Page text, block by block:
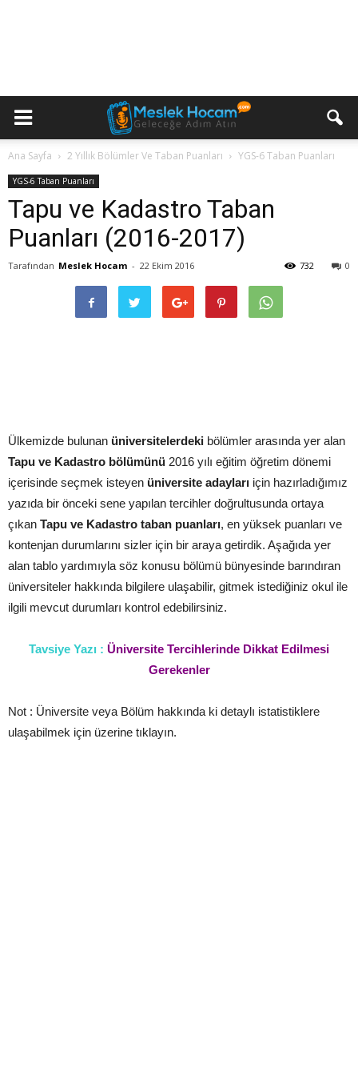
Ana Sayfa 2 Yıllık Bölümler Ve Taban Puanları YGS-6 Taban Puanları
YGS-6 Taban Puanları
Tapu ve Kadastro Taban
Puanları (2016-2017)
Tarafından Meslek Hocam - 22 Ekim 2016 0
732
Ülkemizde bulunan üniversitelerdeki bölümler arasında yer alan
Tapu ve Kadastro bölümünü 2016 yılı eğitim öğretim dönemi
içerisinde seçmek isteyen üniversite adayları için hazırladığımız
yazıda bir önceki sene yapılan tercihler doğrultusunda ortaya
çıkan Tapu ve Kadastro taban puanları, en yüksek puanları ve
kontenjan durumlarını sizler için bir araya getirdik. Aşağıda yer
alan tablo yardımıyla söz konusu bölümü bünyesinde barındıran
üniversiteler hakkında bilgilere ulaşabilir, gitmek istediğiniz okul ile
ilgili mevcut durumları kontrol edebilirsiniz.
Tavsiye Yazı : Üniversite Tercihlerinde Dikkat Edilmesi
Gerekenler
Not : Üniversite veya Bölüm hakkında ki detaylı istatistiklere
ulaşabilmek için üzerine tıklayın.